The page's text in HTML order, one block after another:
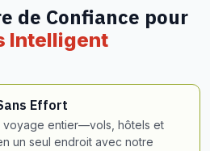
de Confiance pour
Intelligent
Effort
voyage entier—vols, hôtels et
un seul endroit avec notre